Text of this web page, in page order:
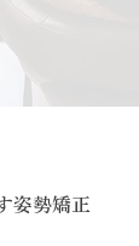
姿勢矯正